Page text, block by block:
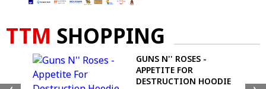
TTM SHOPPING
GUNS N'' ROSES -
APPETITE FOR
DESTRUCTION HOODIE